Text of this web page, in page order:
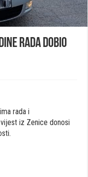
rada dobio
rada i
iz Zenice donosi